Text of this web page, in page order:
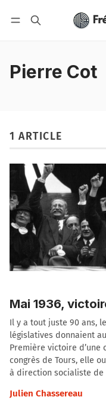
Pierre Cot
1 ARTICLE
Mai 1936,
Il y a tout juste 90 ans,
législatives donnaient
Première victoire d’une
congrès de Tours, elle
à direction socialiste de
Julien Chassereau